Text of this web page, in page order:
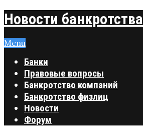
Новости банкротства
Menu
Банки
Правовые вопросы
Банкротство компаний
Банкротство физлиц
Новости
Форум